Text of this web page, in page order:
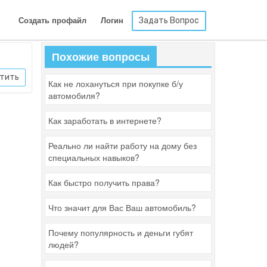
Создать профайл Логин Задать Вопрос
Похожие вопросы
Как не лохануться при покупке б/у
автомобиля?
Как заработать в интернете?
Реально ли найти работу на дому без
специальных навыков?
Как быстро получить права?
Что значит для Вас Ваш автомобиль?
Почему популярность и деньги губят
людей?